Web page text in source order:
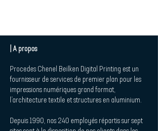
| A propos
Procedes Chenel Beilken Digital Printing est un
fournisseur de services de premier plan pour les
impressions numériques grand format,
l’architecture textile et structures en aluminium.
Depuis 1990, nos 240 employés répartis sur sept